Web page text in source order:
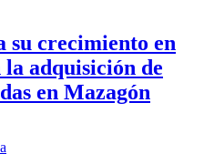
crecimiento en
adquisición de
en Mazagón